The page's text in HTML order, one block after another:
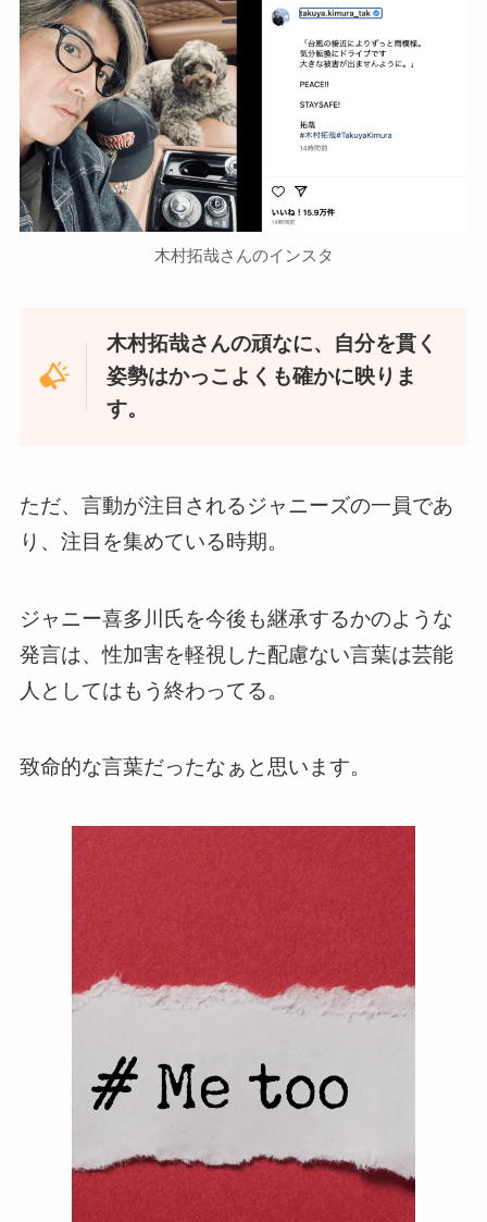
木村拓哉さんのインスタ
木村拓哉さんの頑なに、自分を貫く
姿勢はかっこよくも確かに映りま
す。
ただ、言動が注目されるジャニーズの一員であ
り、注目を集めている時期。
ジャニー喜多川氏を今後も継承するかのような
発言は、性加害を軽視した配慮ない言葉は芸能
人としてはもう終わってる。
致命的な言葉だったなぁと思います。